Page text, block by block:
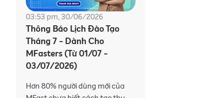
03:53 pm, 30/06/2026
Thông Báo Lịch Đào Tạo
Tháng 7 - Dành Cho
MFasters (Từ 01/07 -
03/07/2026)
Hơn 80% người dùng mới của